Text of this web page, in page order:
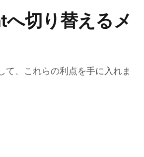
へ切り替えるメ
て、これらの利点を手に入れま